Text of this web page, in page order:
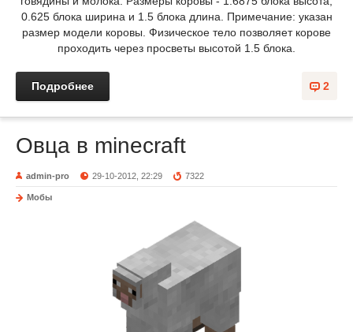
0.625 блока ширина и 1.5 блока длина. Примечание: указан
размер модели коровы. Физическое тело позволяет корове
проходить через просветы высотой 1.5 блока.
2
Подробнее
Овца в minecraft
admin-pro 29-10-2012, 22:29 7322
Мобы